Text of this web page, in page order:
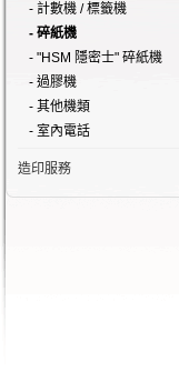
- 計數機 / 標籤機
- 碎紙機
- "HSM 隱密士" 碎紙機
- 過膠機
- 其他機類
- 室內電話
造印服務